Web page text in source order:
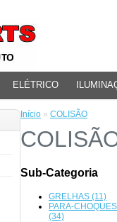
ELÉTRICO
Início » COLISÃO
Sub-Categoria
GRELHAS (11)
PARA-CHOQUES
(34)